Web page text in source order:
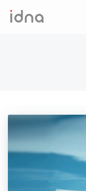
Xét nghiệm
Bệnh tan
Xét nghiệm